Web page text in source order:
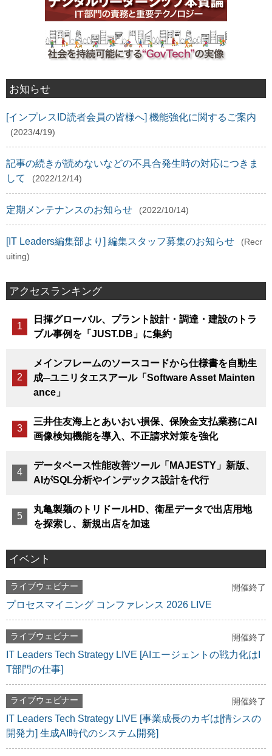
お知らせ
[インプレスID読者会員の皆様へ] 機能強化に関するご案内
(2023/4/19)
記事の続きが読めないなどの不具合発生時の対応につきま
して
(2022/12/14)
定期メンテナンスのお知らせ (2022/10/14)
[IT Leaders編集部より] 編集スタッフ募集のお知らせ
(Recr
uiting)
アクセスランキング
日揮グローバル、プラント設計・調達・建設のトラ
ブル事例を「JUST.DB」に集約
メインフレームのソースコードから仕様書を自動生
成─ユニリタエスアール「Software Asset Mainten
ance」
三井住友海上とあいおい損保、保険金支払業務にAI
画像検知機能を導入、不正請求対策を強化
データベース性能改善ツール「MAJESTY」新版、
AIがSQL分析やインデックス設計を代行
丸亀製麺のトリドールHD、衛星データで出店用地
を探索し、新規出店を加速
イベント
ライブウェビナー 開催終了
プロセスマイニング コンファレンス 2026 LIVE
ライブウェビナー 開催終了
IT Leaders Tech Strategy LIVE [AIエージェントの戦力化はI
T部門の仕事]
ライブウェビナー 開催終了
IT Leaders Tech Strategy LIVE [事業成長のカギは[情シスの
開発力] 生成AI時代のシステム開発]